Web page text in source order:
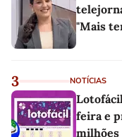
"Mais
3 NOTÍCIAS
feira e
milhões